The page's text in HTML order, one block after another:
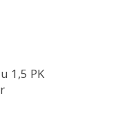
1,5 PK